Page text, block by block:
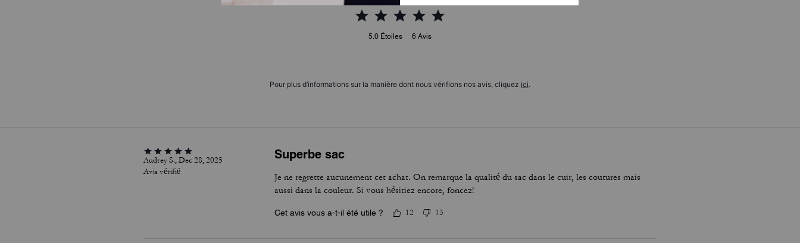
5.0 Étoiles 6 Avis
Pour plus d’informations sur la manière dont nous vérifions nos avis, cliquez ici.
Audrey S., Dec 28, 2025
Avis vérifié
Superbe sac
Je ne regrette aucunement cet achat. On remarque la qualité du sac dans le cuir, les coutures mais
aussi dans la couleur. Si vous hésitiez encore, foncez!
Cet avis vous a-t-il été utile ? 12 13